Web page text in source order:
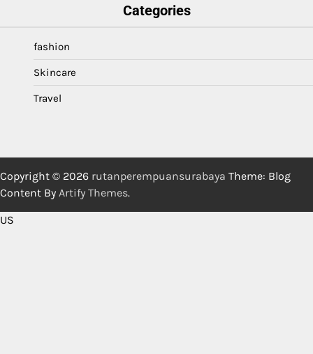
Categories
fashion
Skincare
Travel
Copyright © 2026 rutanperempuansurabaya Theme: Blog
Content By Artify Themes.
US